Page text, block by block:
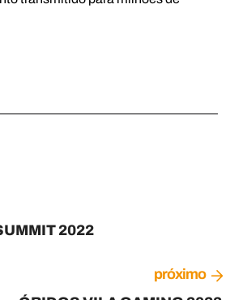
2022
próximo